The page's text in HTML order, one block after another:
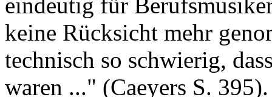
keine Rücksicht mehr
technisch so schwierig,
waren ..." (Caeyers S.